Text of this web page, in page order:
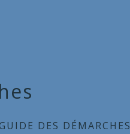
DES DÉMARCHES